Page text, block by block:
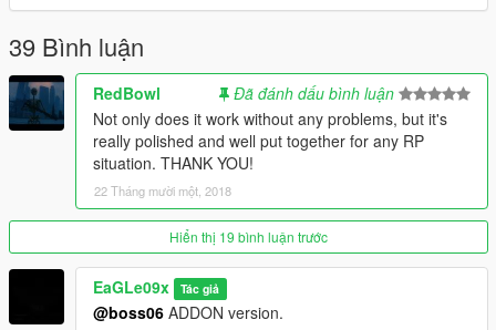
39 Bình luận
RedBowl
Đã đánh dấu bình luận
Not only does it work without any problems, but it's
really polished and well put together for any RP
situation. THANK YOU!
22 Tháng mười một, 2018
Hiển thị 19 bình luận trước
EaGLe09x Tác giả
@boss06 ADDON version.